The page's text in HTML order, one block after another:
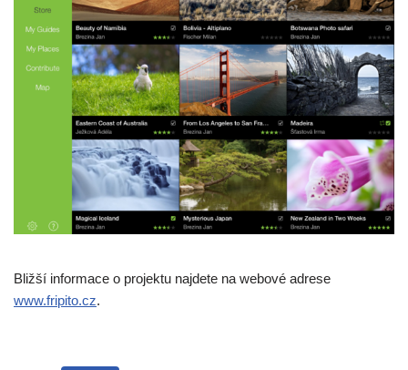
Bližší informace o projektu najdete na webové adrese
www.fripito.cz.